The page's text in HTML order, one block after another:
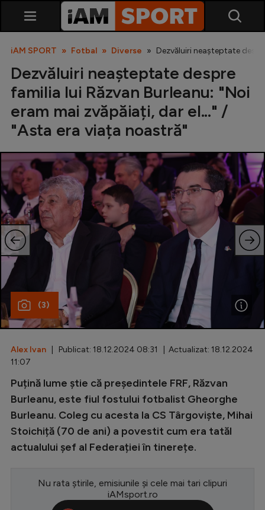
SuperLiga
Liga 2
Cupa României
Echipa Națională
U21
Special
Diverse
Inedit
Clasamente
Champions League
Europa League
CM 2026
Premier League
iAM SPORT Fotbal Diverse Dezvăluiri neașteptate
Dezvăluiri neașteptate despre
familia lui Răzvan Burleanu: "Noi
eram mai zvăpăiați, dar el..." /
"Asta era viața noastră"
(3)
Alex Ivan | Publicat: 18.12.2024 08:31 | Actualizat: 18.12.2024
11:07
Puțină lume știe că președintele FRF, Răzvan
Burleanu, este fiul fostului fotbalist Gheorghe
Burleanu. Coleg cu acesta la CS Târgoviște, Mihai
Stoichiță (70 de ani) a povestit cum era tatăl
actualului șef al Federației în tinerețe.
Nu rata știrile, emisiunile și cele mai tari clipuri
iAMsport.ro